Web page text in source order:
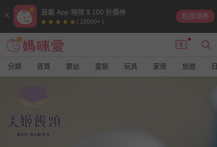
首載 App 現領 $ 100 折價券
( 10000+ )
點我領券
分類 首頁 嬰幼 童裝 玩具 家居 旅遊